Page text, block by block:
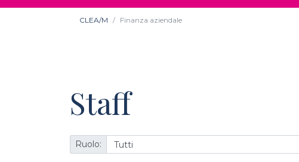
CLEA/M Finanza aziendale
Staff
Ruolo: